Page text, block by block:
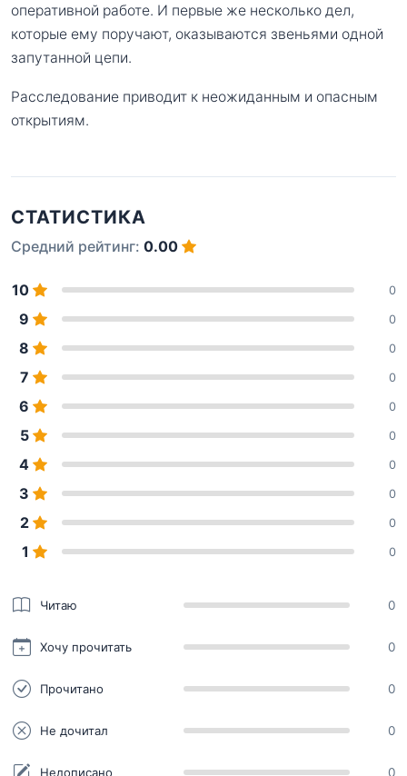
оперативной работе. И первые же несколько дел,
которые ему поручают, оказываются звеньями одной
запутанной цепи.
Расследование приводит к неожиданным и опасным
открытиям.
СТАТИСТИКА
Средний рейтинг: 0.00
10 0
9 0
8 0
7 0
6 0
5 0
4 0
3 0
2 0
1 0
Читаю 0
Хочу прочитать 0
Прочитано 0
Не дочитал 0
Недописано 0